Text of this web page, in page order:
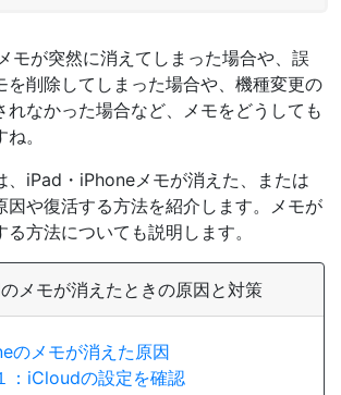
モが突然に消えてしまった場合や、誤
を削除してしまった場合や、機種変更の
れなかった場合など、メモをどうしても
。
、iPad・iPhoneメモが消えた、または
因や復活する方法を紹介します。メモが
方法についても説明します。
メモが消えたときの原因と対策
のメモが消えた原因
：iCloudの設定を確認